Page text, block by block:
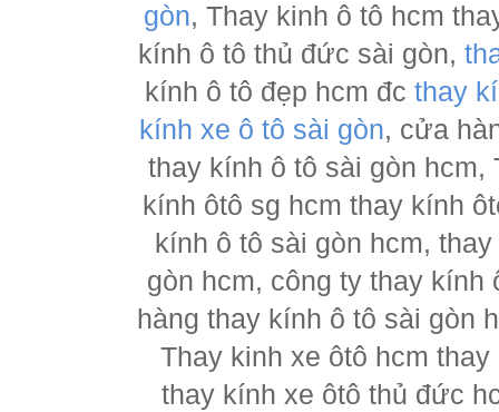
gòn, Thay kinh ô tô hcm
kính ô tô thủ đức sài gòn,
kính ô tô đẹp hcm đc thay
kính xe ô tô sài gòn, cửa
thay kính ô tô sài gòn hcm,
kính ôtô sg hcm thay kính
kính ô tô sài gòn hcm,
gòn hcm, công ty thay
hàng thay kính ô tô sài gòn
Thay kinh xe ôtô hcm
thay kính xe ôtô thủ đức